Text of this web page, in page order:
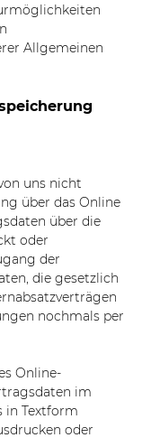
Allgemeinen
uns nicht
über das Online
über die
oder
der
die gesetzlich
nochmals per
Online-
im
in Textform
oder